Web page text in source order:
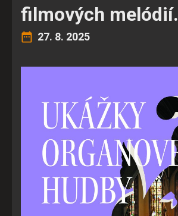
filmových melódií.
27. 8. 2025